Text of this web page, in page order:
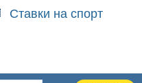
Ставки на спорт